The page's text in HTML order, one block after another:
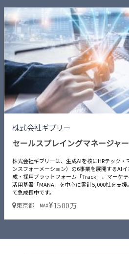
株式会社ギブリー
セールスプレイングマネージャー
株式会社ギブリーは、生成AIを核にHRテック・
ンスフォーメーション）の6事業を展開するAI
成・採用プラットフォーム「Track」、マーケ
活用基盤「MANA」を中心に累計5,000社を支
て急成長中です。
東京都 MAX 1500万